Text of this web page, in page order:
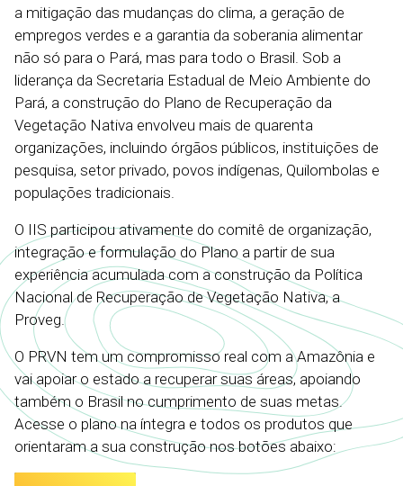
a mitigação das mudanças do clima, a geração de
empregos verdes e a garantia da soberania alimentar
não só para o Pará, mas para todo o Brasil. Sob a
liderança da Secretaria Estadual de Meio Ambiente do
Pará, a construção do Plano de Recuperação da
Vegetação Nativa envolveu mais de quarenta
organizações, incluindo órgãos públicos, instituições de
pesquisa, setor privado, povos indígenas, Quilombolas e
populações tradicionais.
O IIS participou ativamente do comitê de organização,
integração e formulação do Plano a partir de sua
experiência acumulada com a construção da Política
Nacional de Recuperação de Vegetação Nativa, a
Proveg.
O PRVN tem um compromisso real com a Amazônia e
vai apoiar o estado a recuperar suas áreas, apoiando
também o Brasil no cumprimento de suas metas.
Acesse o plano na íntegra e todos os produtos que
orientaram a sua construção nos botões abaixo: